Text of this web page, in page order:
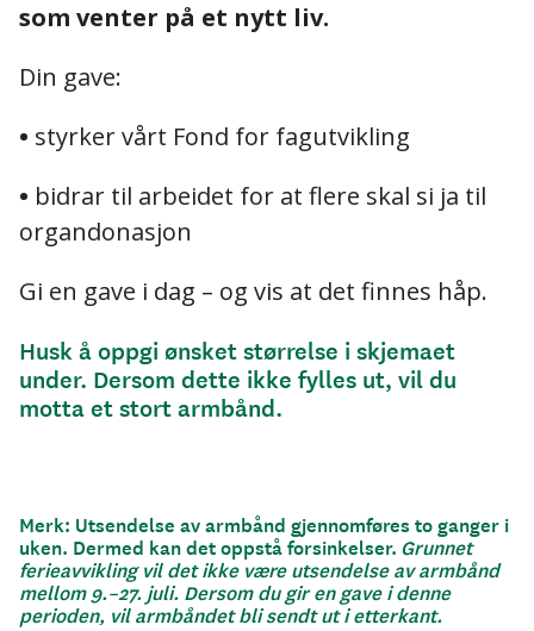
som venter på et nytt liv.
Din gave:
• styrker vårt Fond for fagutvikling
• bidrar til arbeidet for at flere skal si ja til
organdonasjon
Gi en gave i dag – og vis at det finnes håp.
Husk å oppgi ønsket størrelse i skjemaet
under. Dersom dette ikke fylles ut, vil du
motta et stort armbånd.
Merk: Utsendelse av armbånd gjennomføres to ganger i
uken. Dermed kan det oppstå forsinkelser.Grunnet
ferieavvikling vil det ikke være utsendelse av armbånd
mellom 9.–27. juli. Dersom du gir en gave i denne
perioden, vil armbåndet bli sendt ut i etterkant.